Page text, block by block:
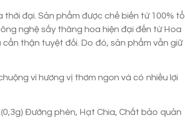
đại. Sản phẩm được chế biến từ 100% tổ
nghệ sấy thăng hoa hiện đại đến từ Hoa
cẩn thận tuyệt đối. Do đó, sản phẩm vẫn giữ
vì hương vị thơm ngon và có nhiều lợi
Đường phèn, Hạt Chia, Chất bảo quản